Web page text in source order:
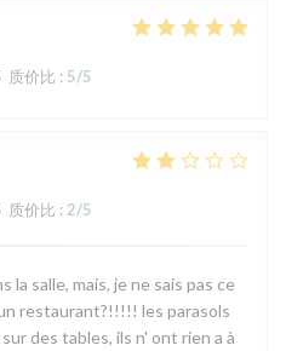
质价比 : 5/5
质价比 : 2/5
salle, mais, je ne sais pas ce
restaurant?!!!!! les parasols
des tables, ils n' ont rien a à